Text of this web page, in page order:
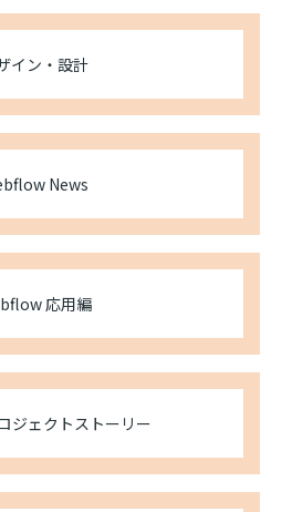
イン・設計
News
応用編
ジェクトストーリー